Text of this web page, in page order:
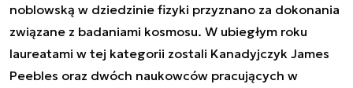
noblowską w dziedzinie fizyki przyznano za dokonania
związane z badaniami kosmosu. W ubiegłym roku
laureatami w tej kategorii zostali Kanadyjczyk James
Peebles oraz dwóch naukowców pracujących w